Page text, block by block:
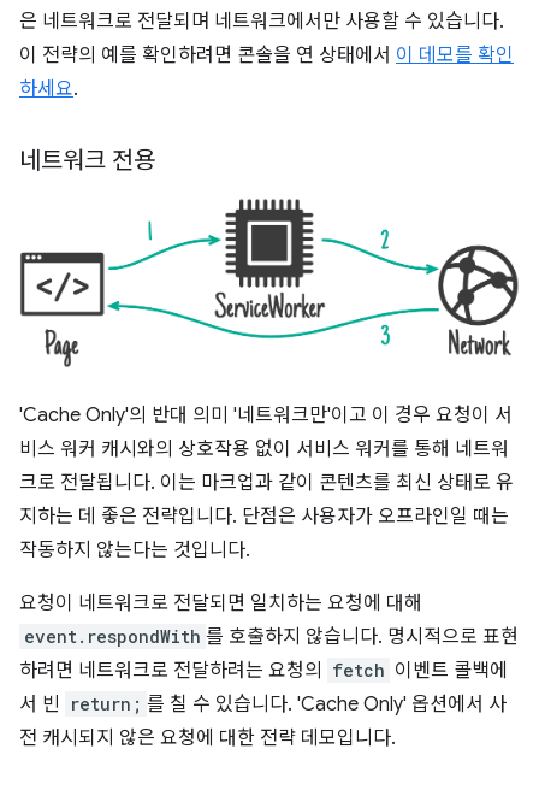
은 네트워크로 전달되며 네트워크에서만 사용할 수 있습니다.
이 전략의 예를 확인하려면 콘솔을 연 상태에서 이 데모를 확인
하세요.
네트워크 전용
'Cache Only'의 반대 의미 '네트워크만'이고 이 경우 요청이 서
비스 워커 캐시와의 상호작용 없이 서비스 워커를 통해 네트워
크로 전달됩니다. 이는 마크업과 같이 콘텐츠를 최신 상태로 유
지하는 데 좋은 전략입니다. 단점은 사용자가 오프라인일 때는
작동하지 않는다는 것입니다.
요청이 네트워크로 전달되면 일치하는 요청에 대해
event.respondWith 를 호출하지 않습니다. 명시적으로 표현
하려면 네트워크로 전달하려는 요청의
fetch 이벤트 콜백에
서 빈
return; 를 칠 수 있습니다. 'Cache Only' 옵션에서 사
전 캐시되지 않은 요청에 대한 전략 데모입니다.